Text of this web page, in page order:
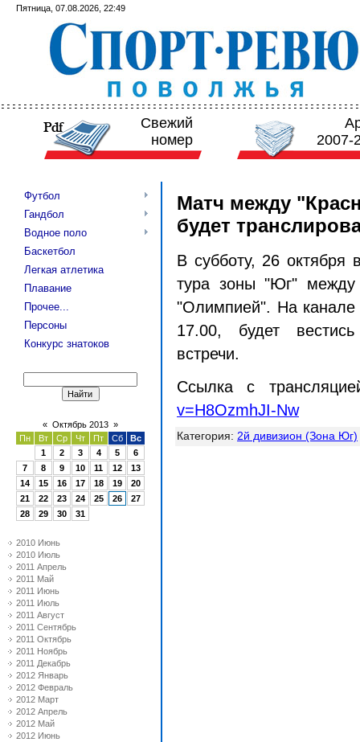
Пятница, 07.08.2026, 22:49
Свежий
номер
2007-
Футбол
Гандбол
Водное поло
Баскетбол
Легкая атлетика
Плавание
Прочее...
Персоны
Конкурс знатоков
« Октябрь 2013 »
Пн
Вт Ср Чт Пт Сб
Вс
1
2 3 4 5
6
7
8 9 10 11 12
13
14
15 16 17 18 19
20
21
22 23 24 25 26
27
28
29 30 31
2010 Июнь
2010 Июль
2011 Апрель
2011 Май
2011 Июнь
2011 Июль
2011 Август
2011 Сентябрь
2011 Октябрь
2011 Ноябрь
2011 Декабрь
2012 Январь
2012 Февраль
2012 Март
2012 Апрель
2012 Май
2012 Июнь
Матч между
будет
В субботу, 26 октября
тура зоны "Юг" между
"Олимпией". На канале
17.00, будет
встречи.
Ссылка с
v=H8OzmhJI-Nw
Категория: 2й дивизион (Зона Юг)